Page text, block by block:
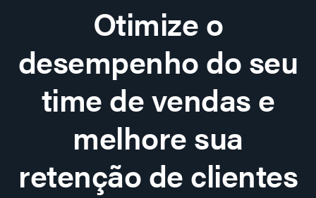
Otimize o
desempenho do seu
time de vendas e
melhore sua
retenção de clientes